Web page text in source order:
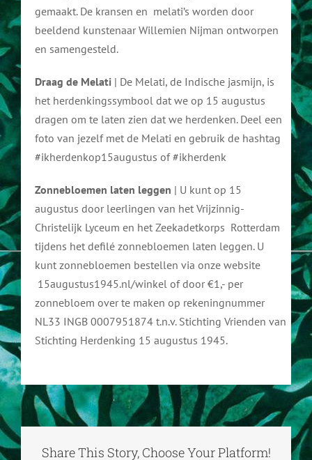
gemaakt. De kransen en melati’s worden door
beeldend kunstenaar Willemien Nijman ontworpen
en samengesteld.
Draag de Melati| De Melati, de Indische jasmijn, is
het herdenkingssymbool dat we op 15 augustus
dragen om te laten zien dat we herdenken. Deel een
foto van jezelf met de Melati en gebruik de hashtag
#ikherdenkop15augustus of #ikherdenk
Zonnebloemen laten leggen | U kunt op 15
augustus door leerlingen van het Vrijzinnig-
Christelijk Lyceum en het Zeekadetkorps Rotterdam
tijdens het defilé zonnebloemen laten leggen. U
kunt zonnebloemen bestellen via onze website
15augustus1945.nl/winkel of door €1,- per
zonnebloem over te maken op rekeningnummer
NL33 INGB 0007951874 t.n.v. Stichting Vrienden van
Stichting Herdenking 15 augustus 1945.
Share This Story, Choose Your Platform!